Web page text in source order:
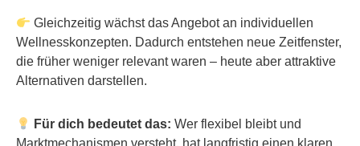
Gleichzeitig wächst das Angebot an individuellen
Wellnesskonzepten. Dadurch entstehen neue Zeitfenster,
die früher weniger relevant waren – heute aber attraktive
Alternativen darstellen.
Für dich bedeutet das: Wer flexibel bleibt und
Marktmechanismen versteht, hat langfristig einen klaren